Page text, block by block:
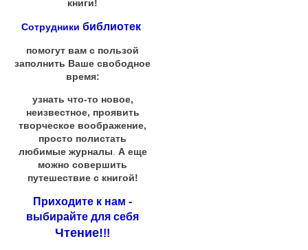
книги!
Сотрудники библиотек
помогут вам с пользой
заполнить Ваше свободное
время:
узнать что-то новое,
неизвестное, проявить
творческое воображение,
просто полистать
любимые журналы А еще
можно совершить
путешествие с книгой!
Приходите к нам -
выбирайте для себя
Чтение!!!